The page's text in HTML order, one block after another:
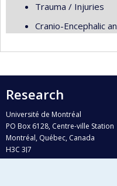
Trauma / Injuries
Cranio-Encephalic
Research
Université de Montréal
PO Box 6128, Centre-ville Station
Montréal, Québec, Canada
H3C 3J7